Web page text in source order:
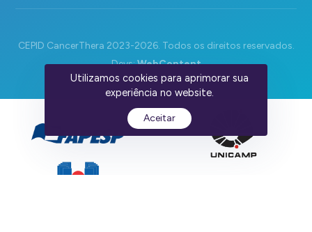
CEPID CancerThera 2023-2026. Todos os direitos reservados.
Devs:WebContent
Utilizamos cookies para aprimorar sua
experiência no website.
Aceitar